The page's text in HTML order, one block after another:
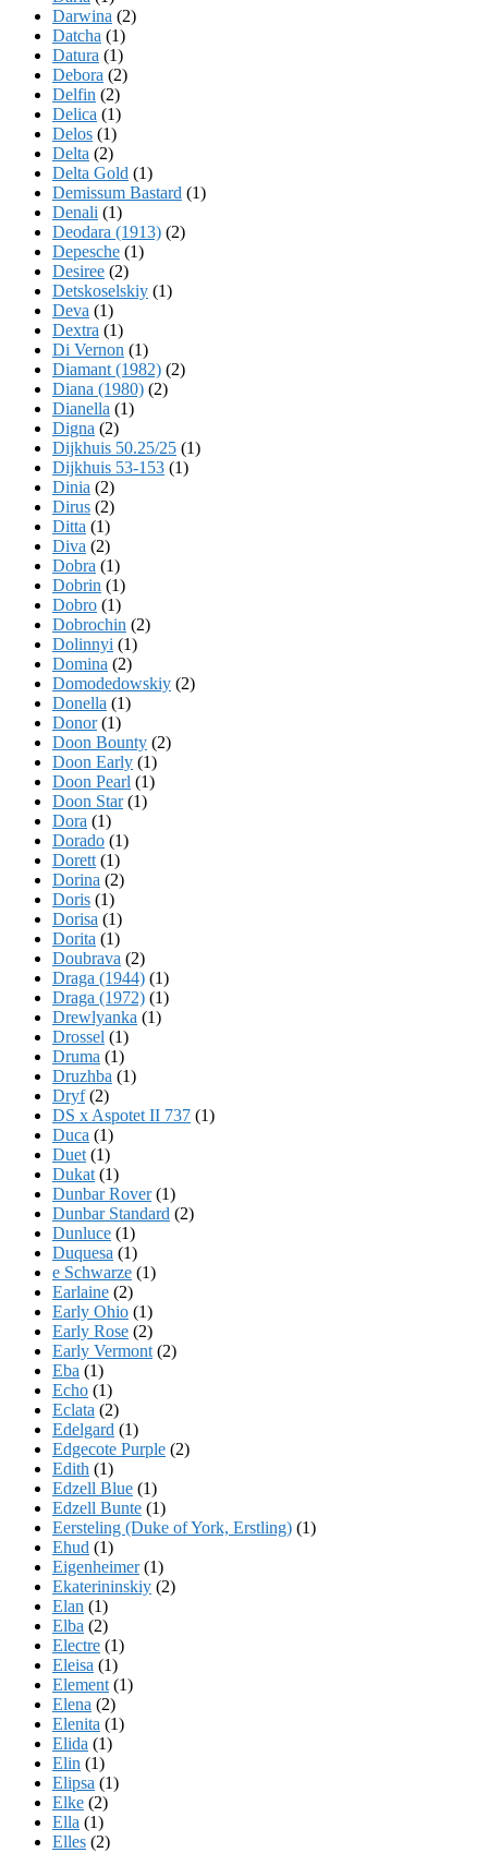
Darwina (2)
Datcha (1)
Datura (1)
Debora (2)
Delfin (2)
Delica (1)
Delos (1)
Delta (2)
Delta Gold (1)
Demissum Bastard (1)
Denali (1)
Deodara (1913) (2)
Depesche (1)
Desiree (2)
Detskoselskiy (1)
Deva (1)
Dextra (1)
Di Vernon (1)
Diamant (1982) (2)
Diana (1980) (2)
Dianella (1)
Digna (2)
Dijkhuis 50.25/25 (1)
Dijkhuis 53-153 (1)
Dinia (2)
Dirus (2)
Ditta (1)
Diva (2)
Dobra (1)
Dobrin (1)
Dobro (1)
Dobrochin (2)
Dolinnyi (1)
Domina (2)
Domodedowskiy (2)
Donella (1)
Donor(1)
Doon Bounty (2)
Doon Early (1)
Doon Pearl (1)
Doon Star(1)
Dora (1)
Dorado (1)
Dorett (1)
Dorina (2)
Doris (1)
Dorisa (1)
Dorita (1)
Doubrava (2)
Draga (1944) (1)
Draga (1972) (1)
Drewlyanka (1)
Drossel (1)
Druma (1)
Druzhba (1)
Dryf(2)
DS x Aspotet II 737 (1)
Duca (1)
Duet (1)
Dukat (1)
Dunbar Rover(1)
Dunbar Standard (2)
Dunluce (1)
Duquesa (1)
e Schwarze (1)
Earlaine (2)
Early Ohio (1)
Early Rose (2)
Early Vermont (2)
Eba (1)
Echo (1)
Eclata (2)
Edelgard (1)
Edgecote Purple (2)
Edith (1)
Edzell Blue (1)
Edzell Bunte (1)
Eersteling (Duke of York, Erstling) (1)
Ehud (1)
Eigenheimer(1)
Ekaterininskiy (2)
Elan (1)
Elba (2)
Electre (1)
Eleisa (1)
Element (1)
Elena (2)
Elenita (1)
Elida (1)
Elin (1)
Elipsa (1)
Elke (2)
Ella (1)
Elles (2)